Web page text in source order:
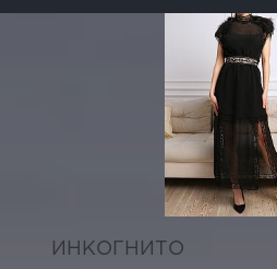
ИНКОГНИТО